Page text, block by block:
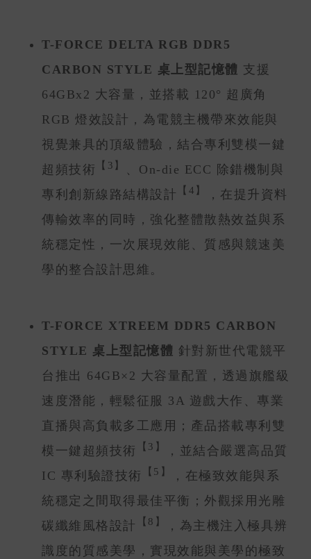
T-FORCE DELTA RGB DDR5
CARBON STYLE 桌上型記憶體 支援
64GBx2 大容量，並搭載 120° 超廣角
RGB 燈效設計，為電競主機帶來效能與
視覺兼具的頂級體驗，結合專利雙模一鍵
超頻技術
【3】
、On-die ECC 除錯機制與
專利創新線路結構設計
【4】
，在提升資料
傳輸效率的同時，強化整體散熱效益與系
統穩定性，一次展現效能、質感與競速美
學的整合設計思維。
T-FORCE XTREEM DDR5 CARBON
STYLE 桌上型記憶體 針對新世代電競平
台推出 64GB×2 大容量配置，透過旗艦級
速度潛能，輕鬆征服 3A 遊戲大作、專業
直播與高負載多工應用；產品搭載專利雙
模一鍵超頻技術
【3】
，並結合嚴選高品質
IC 專利驗證技術
【5】
，在極致效能與系
統穩定之間取得最佳平衡；外觀採用光雕
碳纖維風格設計
【8】
，為主機注入極具辨
識度的質感美學，實現效能與美學的極致